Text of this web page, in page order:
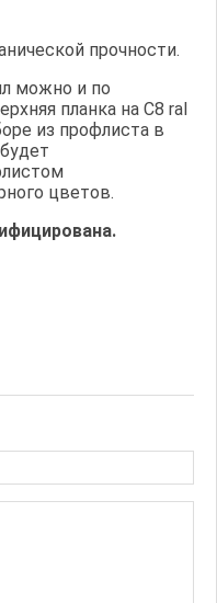
прочности.
можно и по
планка на С8 ral
из профлиста в
цветов.